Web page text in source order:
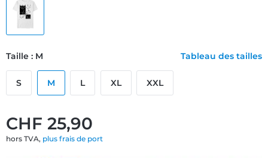
CHF 25,90
hors TVA, plus frais de port
Taille : M Tableau des tailles
S M L XL XXL